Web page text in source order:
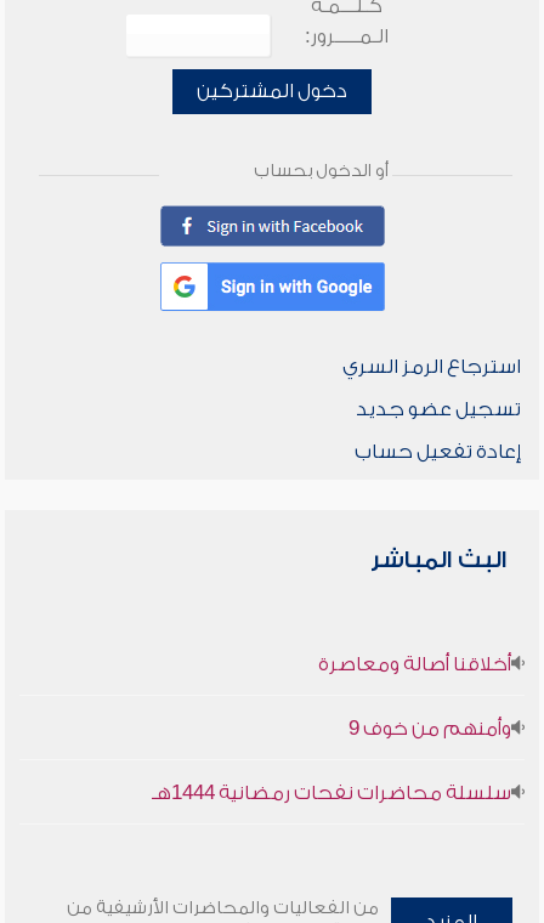
كـلـــمـة
الـمـــــرور:
دخول المشتركين
أو الدخول بحساب
استرجاع الرمز السري
تسجيل عضو جديد
إعادة تفعيل حساب
البث المباشر
أخلاقنا أصالة ومعاصرة
وأمنهم من خوف 9
سلسلة محاضرات نفحات رمضانية 1444هـ
من الفعاليات والمحاضرات الأرشيفية من